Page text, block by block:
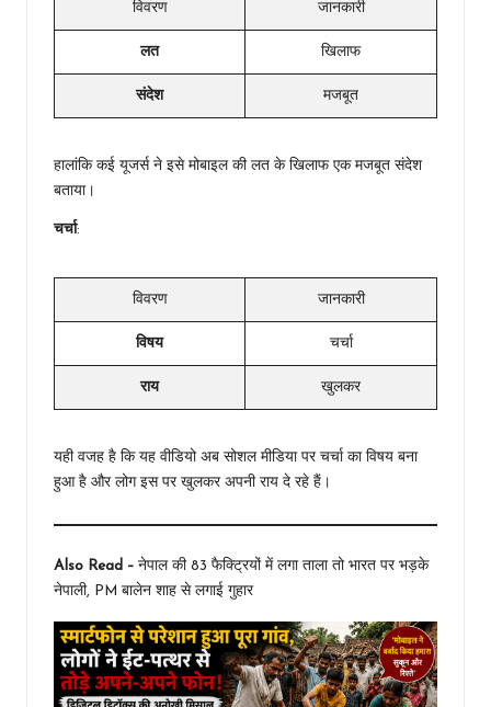
विवरण जानकारी
लत खिलाफ
संदेश मजबूत
हालांकि कई यूजर्स ने इसे मोबाइल की लत के खिलाफ एक मजबूत संदेश
बताया।
चर्चा:
विवरण जानकारी
विषय चर्चा
राय खुलकर
यही वजह है कि यह वीडियो अब सोशल मीडिया पर चर्चा का विषय बना
हुआ है और लोग इस पर खुलकर अपनी राय दे रहे हैं।
Also Read – नेपाल की 83 फैक्ट्रियों में लगा ताला तो भारत पर भड़के
नेपाली, PM बालेन शाह से लगाई गुहार